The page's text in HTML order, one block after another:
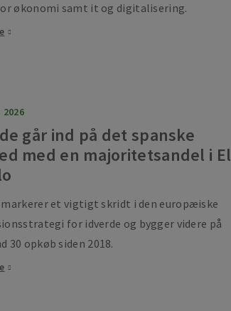
økonomi samt it og digitalisering.
går ind på det spanske
med en majoritetsandel i El
et vigtigt skridt i den europæiske
for idverde og bygger videre på
30 opkøb siden 2018.